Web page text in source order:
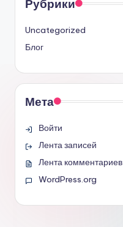
Рубрики
Uncategorized
Блог
Мета
Войти
Лента записей
Лента комментариев
WordPress.org